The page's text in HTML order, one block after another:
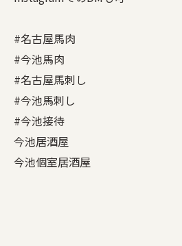
#名古屋馬肉
#今池馬肉
#名古屋馬刺し
#今池馬刺し
#今池接待
今池居酒屋
今池個室居酒屋